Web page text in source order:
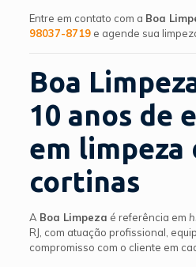
Entre em contato com a Boa
98037-8719e agende sua
Boa
10 anos de
em limpeza
cortinas
A Boa Limpeza é referência em
RJ, com atuação profissional,
compromisso com o cliente em